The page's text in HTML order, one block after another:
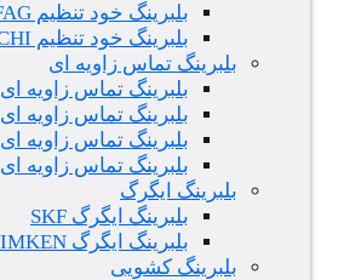
بلبرینگ خود تنظیم FAG
بلبرینگ خود تنظیم NACHI
بلبرینگ تماس زاویه ای
بلبرینگ تماس زاویه ای SKF
بلبرینگ تماس زاویه ای FAG
بلبرینگ تماس زاویه ای TIMKEN
بلبرینگ تماس زاویه ای NACHI
بلبرینگ ایگرگ
بلبرینگ ایگرگ SKF
بلبرینگ ایگرگ TIMKEN
بلبرینگ کشویی